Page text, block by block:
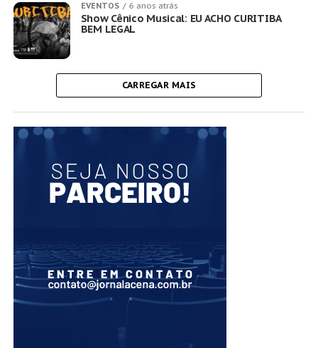
EVENTOS 6 anos atrás
Show Cênico Musical: EU ACHO CURITIBA
BEM LEGAL
CARREGAR MAIS